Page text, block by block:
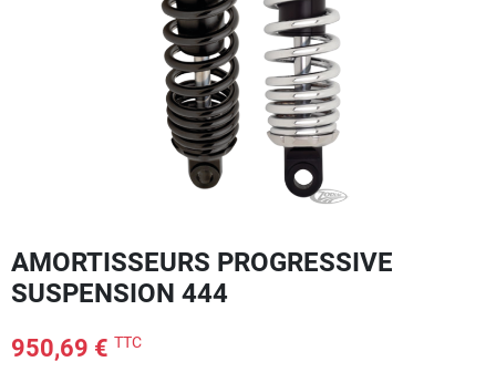
AMORTISSEURS PROGRESSIVE
SUSPENSION 444
950,69 € TTC